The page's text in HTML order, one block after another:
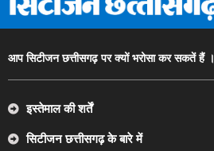
आप सिटीजन छत्तीसगढ़ पर क्यों भरोसा कर सकतें हैं ।
इस्तेमाल की शर्तें
सिटीजन छत्तीसगढ़ के बारे में